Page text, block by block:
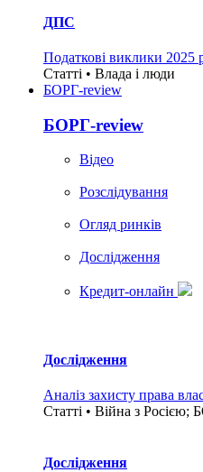
ДПС
Податкові виклики 2025
Статті • Влада i люди
БОРГ-review
БОРГ-review
Вiдео
Розслідування
Огляд ринків
Дослідження
Кредит-онлайн
Дослідження
Аналіз захисту права
Статті • Війна з Росією;
Дослідження